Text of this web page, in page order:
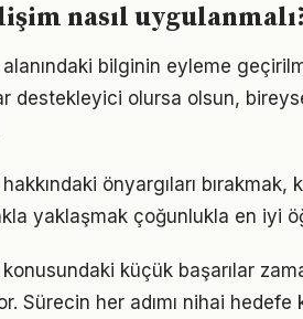
nasıl
bilginin eyleme
destekleyici olursa olsun,
önyargıları
yaklaşmak çoğunlukla en iyi
küçük başarılar
Sürecin her adımı nihai hedefe